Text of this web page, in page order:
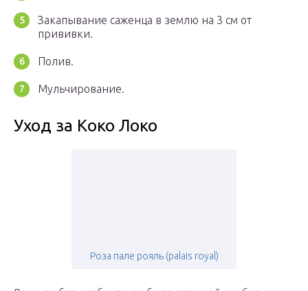
Закапывание саженца в землю на 3 см от
прививки.
Полив.
Мульчирование.
Уход за Коко Локо
Роза пале рояль (palais royal)